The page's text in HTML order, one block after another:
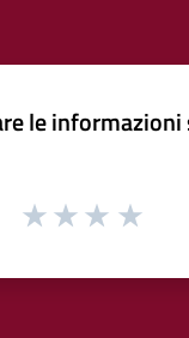
le informazioni